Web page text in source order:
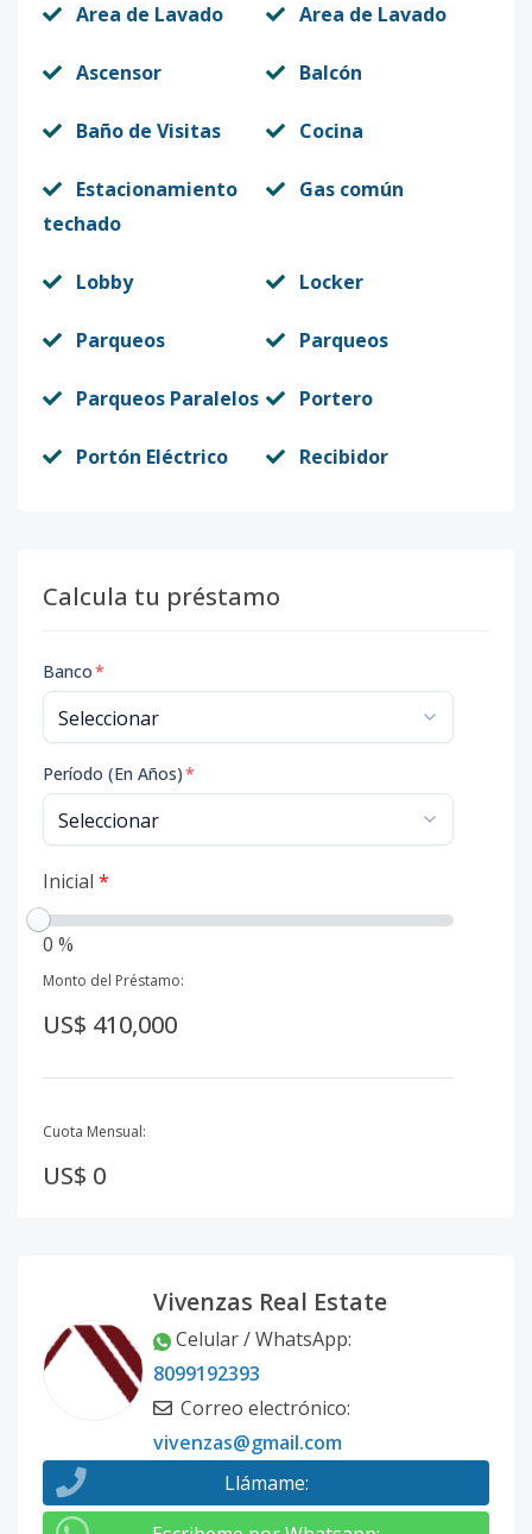
Area de Lavado Area de Lavado
Ascensor Balcón
Baño de Visitas Cocina
Estacionamiento
techado
Gas común
Lobby Locker
Parqueos Parqueos
Parqueos Paralelos Portero
Portón Eléctrico Recibidor
Calcula tu préstamo
Banco*
Período (En Años)*
Inicial *
0 %
Monto del Préstamo:
US$ 410,000
Cuota Mensual:
US$ 0
Vivenzas Real Estate
Celular / WhatsApp:
8099192393
Correo electrónico:
vivenzas@gmail.com
Llámame: